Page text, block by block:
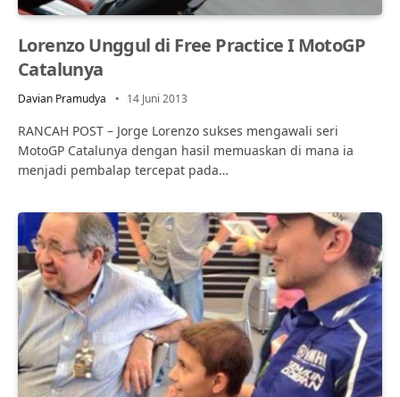
Lorenzo Unggul di Free Practice I MotoGP
Catalunya
Davian Pramudya 14 Juni 2013
RANCAH POST – Jorge Lorenzo sukses mengawali seri
MotoGP Catalunya dengan hasil memuaskan di mana ia
menjadi pembalap tercepat pada…